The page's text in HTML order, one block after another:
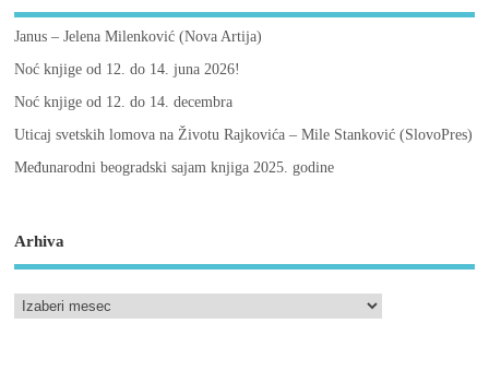
Janus – Jelena Milenković (Nova Artija)
Noć knjige od 12. do 14. juna 2026!
Noć knjige od 12. do 14. decembra
Uticaj svetskih lomova na Životu Rajkovića – Mile Stanković (SlovoPres)
Međunarodni beogradski sajam knjiga 2025. godine
Arhiva